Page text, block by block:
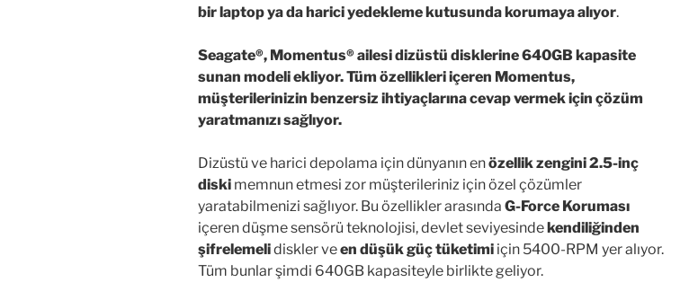
bir laptop ya da harici yedekleme kutusunda korumaya alıyor.
Seagate®, Momentus® ailesi dizüstü disklerine 640GB kapasite
sunan modeli ekliyor. Tüm özellikleri içeren Momentus,
müşterilerinizin benzersiz ihtiyaçlarına cevap vermek için çözüm
yaratmanızı sağlıyor.
Dizüstü ve harici depolama için dünyanın enözellik zengini 2.5-inç
diski memnun etmesi zor müşterileriniz için özel çözümler
yaratabilmenizi sağlıyor. Bu özellikler arasında G-Force Koruması
içeren düşme sensörü teknolojisi, devlet seviyesindekendiliğinden
şifrelemelidiskler veen düşük güç tüketimi için 5400-RPM yer alıyor.
Tüm bunlar şimdi 640GB kapasiteyle birlikte geliyor.